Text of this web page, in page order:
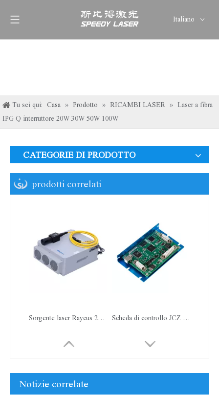
Italiano
Español
Tu sei qui: Casa » Prodotto » RICAMBI LASER »
Laser a fibra
IPG Q interruttore 20W 30W 50W 100W
CATEGORIE DI PRODOTTO
prodotti correlati
Sorgente laser Raycus 20Watt 30Watt 50Watt Scheda di controllo JCZ EZCAD LMCV4
Notizie correlate